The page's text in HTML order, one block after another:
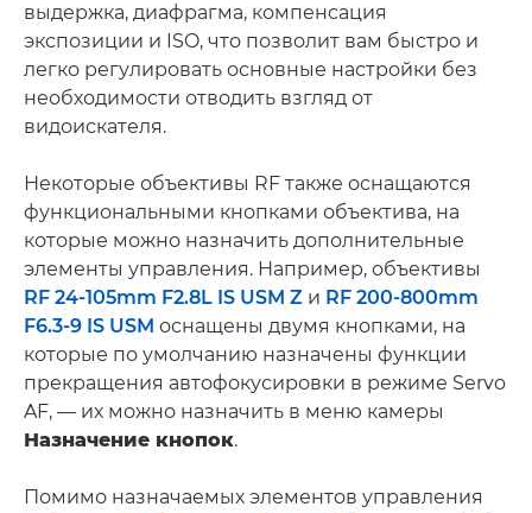
выдержка, диафрагма, компенсация
экспозиции и ISO, что позволит вам быстро и
легко регулировать основные настройки без
необходимости отводить взгляд от
видоискателя.
Некоторые объективы RF также оснащаются
функциональными кнопками объектива, на
которые можно назначить дополнительные
элементы управления. Например, объективы
RF 24-105mm F2.8L IS USM Z и RF 200-800mm
F6.3-9 IS USM оснащены двумя кнопками, на
которые по умолчанию назначены функции
прекращения автофокусировки в режиме Servo
AF, — их можно назначить в меню камеры
Назначение кнопок.
Помимо назначаемых элементов управления